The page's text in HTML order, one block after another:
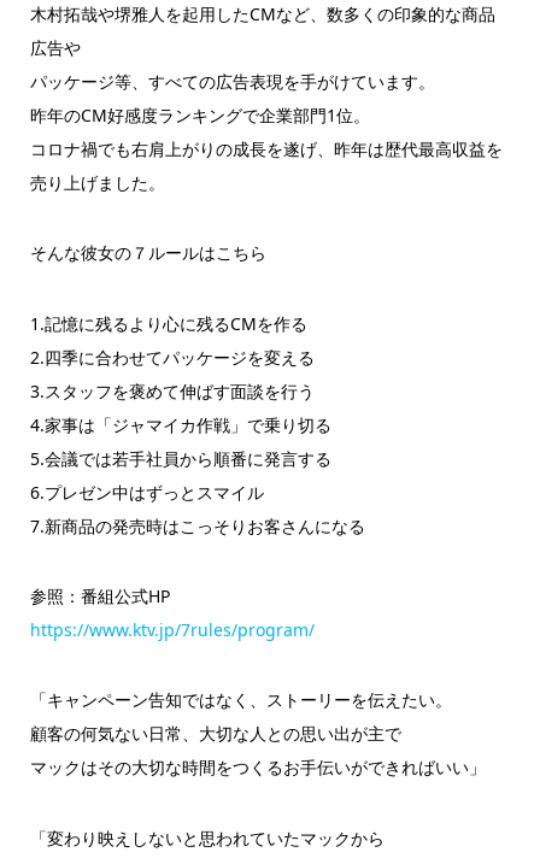
木村拓哉や堺雅人を起用したCMなど、数多くの印象的な商品
広告や
パッケージ等、すべての広告表現を手がけています。
昨年のCM好感度ランキングで企業部門1位。
コロナ禍でも右肩上がりの成長を遂げ、昨年は歴代最高収益を
売り 上げました。
そんな彼女の７ルールはこちら
1.記憶に残るより心に残るCMを作る
2.四季に合わせてパッケージを変える
3.スタッフを褒めて伸ばす面談を行う
4.家事は「ジャマイカ作戦」で乗り切る
5.会議では若手社員から順番に発言する
6.プレゼン中はずっとスマイル
7.新商品の発売時はこっそりお客さんになる
参照：番組公式HP
https://www.ktv.jp/7rules/program/
「キャンペーン告知ではなく、ストーリーを伝えたい。
顧客の何気ない日常、大切な人との思い出が主で
マックはその大切な時間をつくるお手伝いができればいい」
「変わり映えしないと思われていたマックから